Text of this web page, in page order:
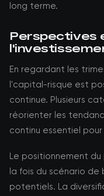
long terme.
Perspectives
En regardant les
l'capital-risque est
continue. Plusieurs
réorienter les
continu essentiel pour
Le positionnement
la fois du scénario
potentiels. La